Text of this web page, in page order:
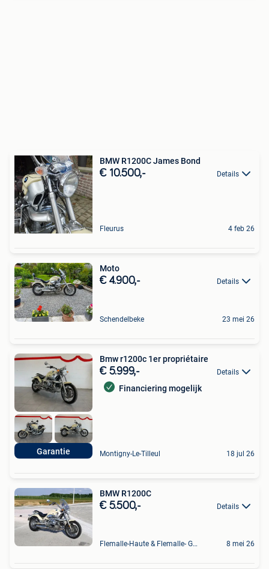
BMW R1200C James Bond
€ 10.500,- Details
Fleurus 4 feb 26
Moto
€ 4.900,- Details
Schendelbeke 23 mei 26
Garantie
Bmw r1200c 1er propriétaire
€ 5.999,- Details
Financiering mogelijk
Montigny-Le-Tilleul 18 jul 26
BMW R1200C
€ 5.500,- Details
Flemalle-Haute & Flemalle- Grande & Partie Awirs 8 mei 26